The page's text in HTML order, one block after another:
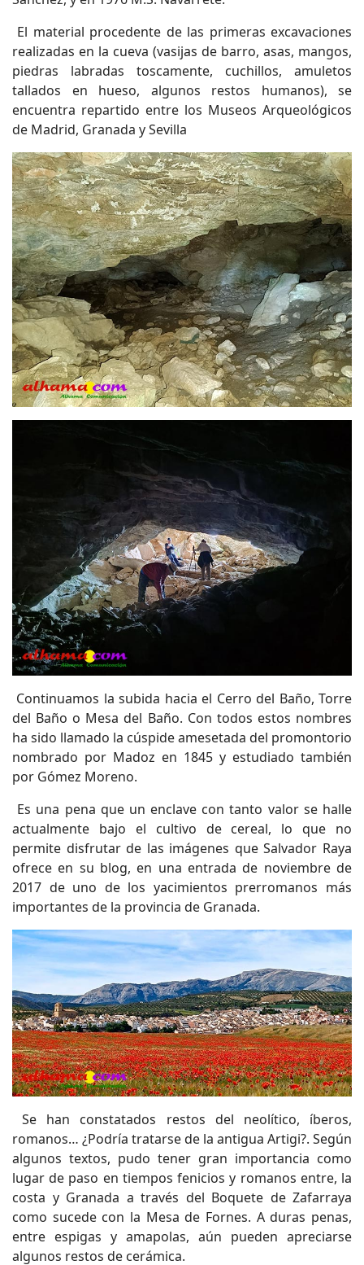
El material procedente de las primeras excavaciones
realizadas en la cueva (vasijas de barro, asas, mangos,
piedras labradas toscamente, cuchillos, amuletos
tallados en hueso, algunos restos humanos), se
encuentra repartido entre los Museos Arqueológicos
de Madrid, Granada y Sevilla
Continuamos la subida hacia el Cerro del Baño, Torre
del Baño o Mesa del Baño. Con todos estos nombres
ha sido llamado la cúspide amesetada del promontorio
nombrado por Madoz en 1845 y estudiado también
por Gómez Moreno.
Es una pena que un enclave con tanto valor se halle
actualmente bajo el cultivo de cereal, lo que no
permite disfrutar de las imágenes que Salvador Raya
ofrece en su blog, en una entrada de noviembre de
2017 de uno de los yacimientos prerromanos más
importantes de la provincia de Granada.
Se han constatados restos del neolítico, íberos,
romanos… ¿Podría tratarse de la antigua Artigi?. Según
algunos textos, pudo tener gran importancia como
lugar de paso en tiempos fenicios y romanos entre, la
costa y Granada a través del Boquete de Zafarraya
como sucede con la Mesa de Fornes. A duras penas,
entre espigas y amapolas, aún pueden apreciarse
algunos restos de cerámica.